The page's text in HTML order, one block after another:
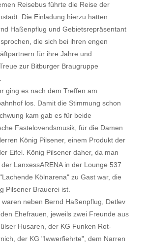
Reisebus führte die Reise der
Die Einladung hierzu hatten
Haßenpflug und Gebietsrepräsentant
die sich bei ihren engen
für ihre Jahre und
zur Bitburger Braugruppe
ging es nach dem Treffen am
los. Damit die Stimmung schon
kam gab es für beide
Fastelovendsmusik, für die Damen
König Pilsener, einem Produkt der
Eifel. König Pilsener daher, da man
LanxessARENA in der Lounge 537
Kölnarena" zu Gast war, die
Pilsener Brauerei ist.
neben Bernd Haßenpflug, Detlev
Ehefrauen, jeweils zwei Freunde aus
Husaren, der KG Funken Rot-
der KG "Iwwerfiehrte", dem Narren